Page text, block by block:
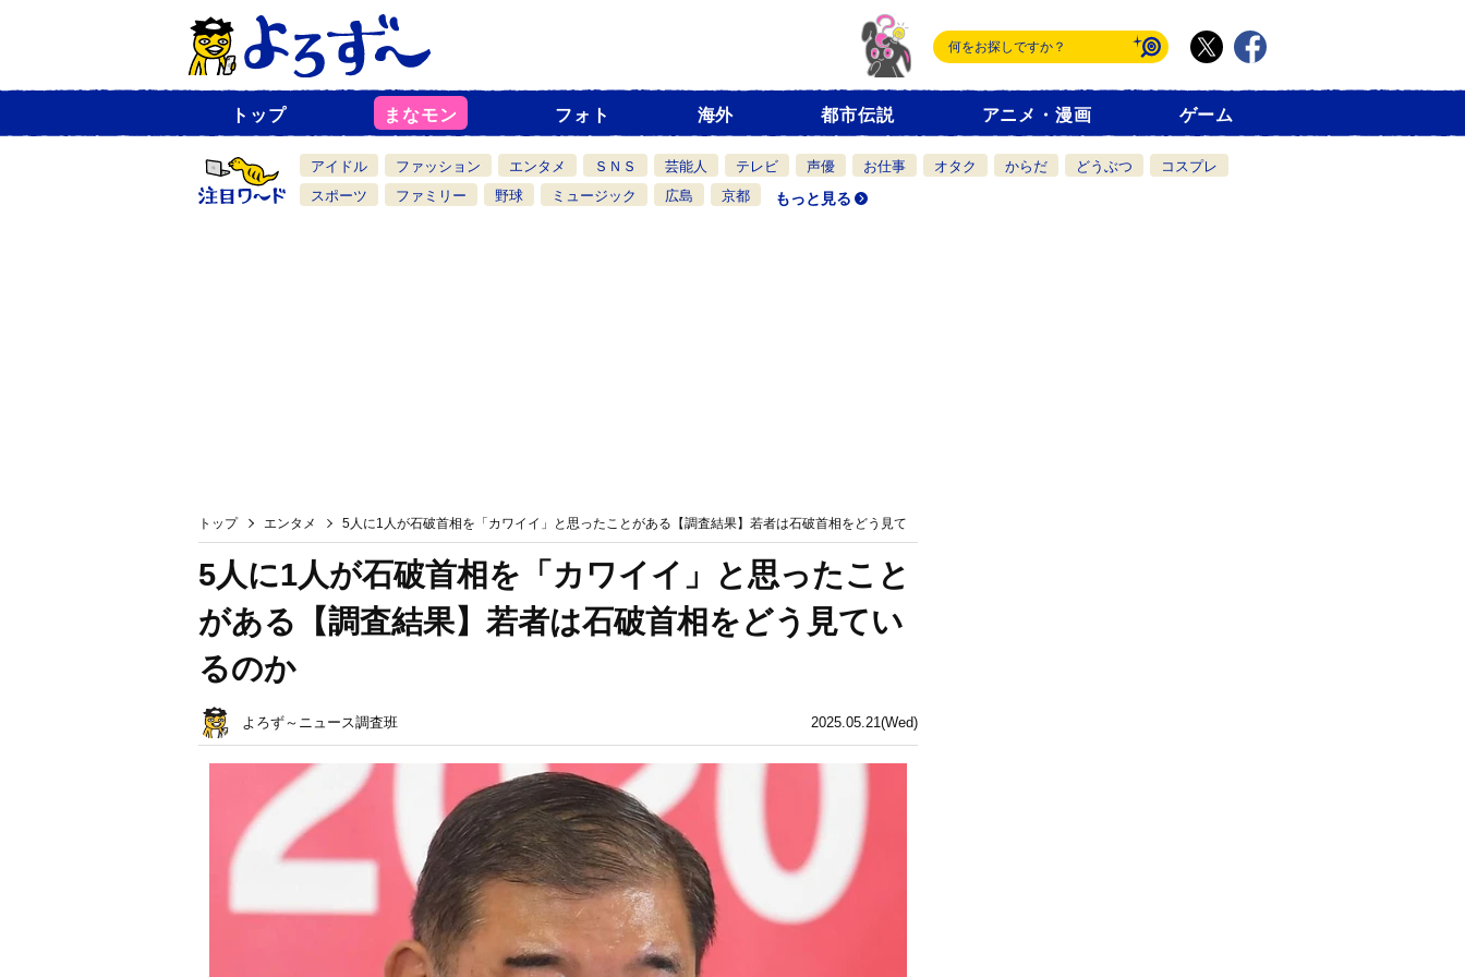
ュ
一
覧
トップ まなモン フォト 海外 都市伝説 アニメ・漫画 ゲーム
アイドル ファッション エンタメ ＳＮＳ 芸能人 テレビ 声優 お仕事 オタク からだ どうぶつ
コスプレ
スポーツ
ファミリー 野球 ミュージック 広島 京都 もっと見る
トップ エンタメ 5人に1人が石破首相を「カワイイ」と思ったことがある【調査結果】若者は石破首相をどう見て
2025.05.21(Wed)
5人に1人が石破首相を「カワイイ」と思ったこと
がある【調査結果】若者は石破首相をどう見てい
るのか
よろず～ニュース調査班